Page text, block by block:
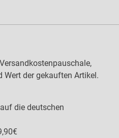
der gekauften Artikel.
die deutschen